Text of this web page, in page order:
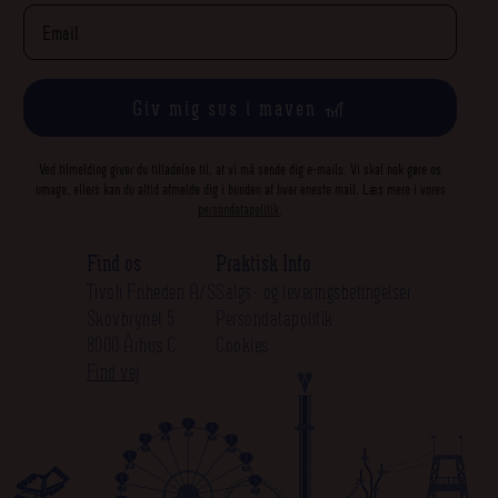
Ved tilmelding giver du tilladelse til, at vi må sende dig e-mails. Vi skal nok gøre os
umage, ellers kan du altid afmelde dig i bunden af hver eneste mail. Læs mere i vores